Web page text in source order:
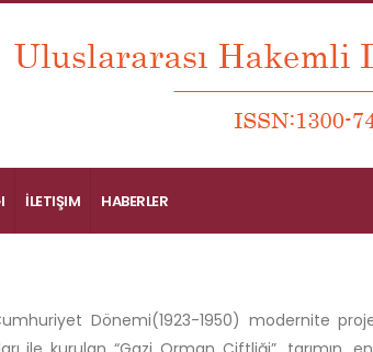
İLETIŞIM HABERLER
Dönemi(1923-1950) modernite